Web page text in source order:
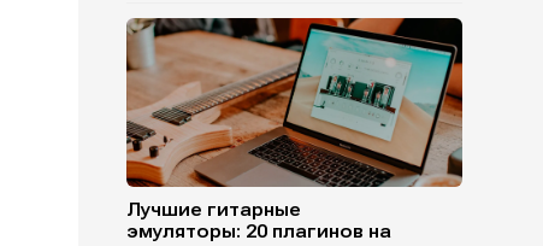
Лучшие гитарные
эмуляторы: 20 плагинов на